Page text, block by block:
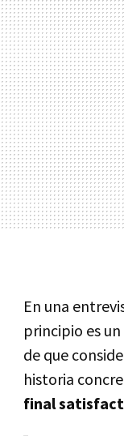
En una
principio es un
de que
historia
final